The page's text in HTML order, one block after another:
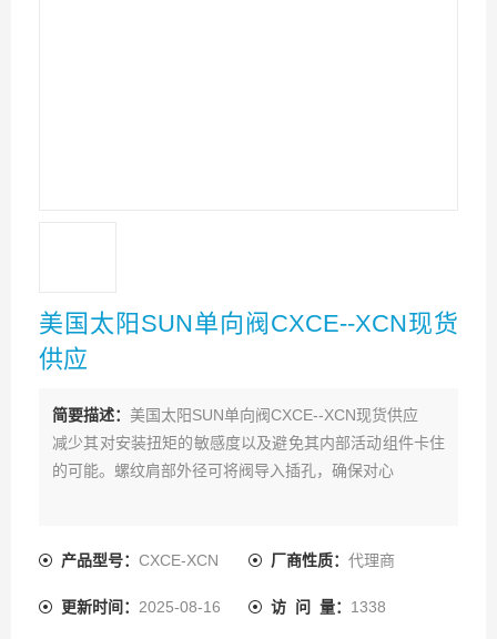
美国太阳SUN单向阀CXCE--XCN现货
供应
简要描述： 美国太阳SUN单向阀CXCE--XCN现货供应
减少其对安装扭矩的敏感度以及避免其内部活动组件卡住
的可能。螺纹肩部外径可将阀导入插孔，确保对心
产品型号： CXCE-XCN 厂商性质： 代理商
更新时间： 2025-08-16 访 问 量： 1338